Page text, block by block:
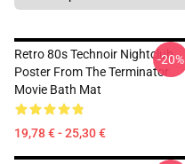
Retro 80s Technoir Nightclub
Poster From The Terminator
Movie Bath Mat
19,78 € - 25,30 €
-20%